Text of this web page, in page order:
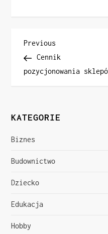
N
a
i
g
a
c
j
a
Previous
Post
Previous
Cennik
pozycjonowania
KATEGORIE
Biznes
Budownictwo
Dziecko
Edukacja
Hobby